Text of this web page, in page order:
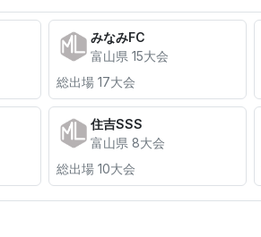
みなみFC
富山県 15大会
総出場 17大会
住吉SSS
富山県 8大会
総出場 10大会